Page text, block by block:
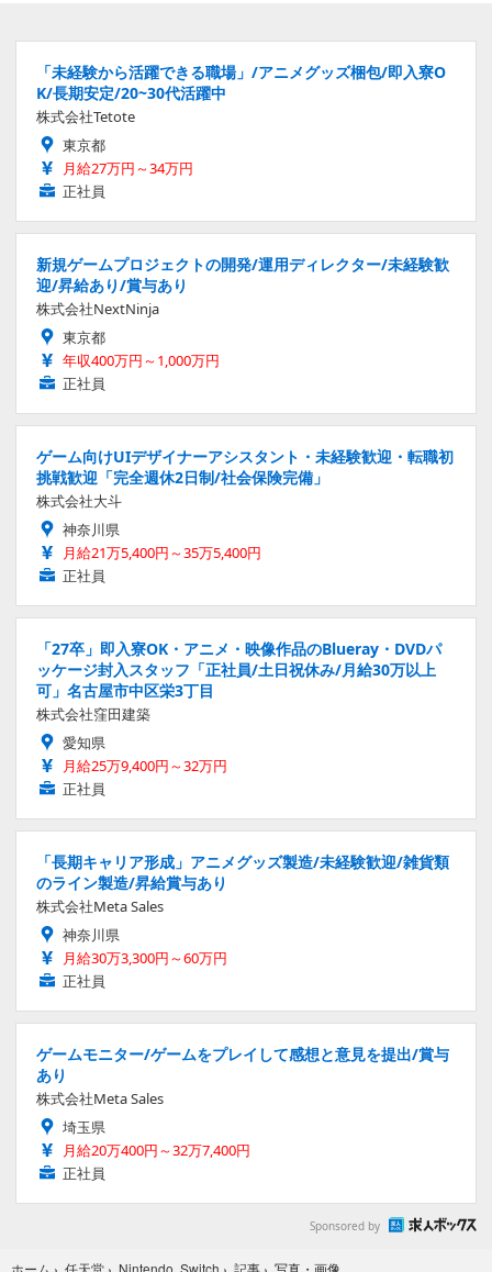
「未経験から活躍できる職場」/アニメグッズ梱包/即入寮O
K/長期安定/20~30代活躍中
株式会社Tetote
東京都
月給27万円～34万円
正社員
新規ゲームプロジェクトの開発/運用ディレクター/未経験歓
迎/昇給あり/賞与あり
株式会社NextNinja
東京都
年収400万円～1,000万円
正社員
ゲーム向けUIデザイナーアシスタント・未経験歓迎・転職初
挑戦歓迎「完全週休2日制/社会保険完備」
株式会社大斗
神奈川県
月給21万5,400円～35万5,400円
正社員
「27卒」即入寮OK・アニメ・映像作品のBlueray・DVDパ
ッケージ封入スタッフ「正社員/土日祝休み/月給30万以上
可」名古屋市中区栄3丁目
株式会社窪田建築
愛知県
月給25万9,400円～32万円
正社員
「長期キャリア形成」アニメグッズ製造/未経験歓迎/雑貨類
のライン製造/昇給賞与あり
株式会社Meta Sales
神奈川県
月給30万3,300円～60万円
正社員
ゲームモニター/ゲームをプレイして感想と意見を提出/賞与
あり
株式会社Meta Sales
埼玉県
月給20万400円～32万7,400円
正社員
Sponsored by
ホーム › 任天堂 › Nintendo Switch › 記事 ›